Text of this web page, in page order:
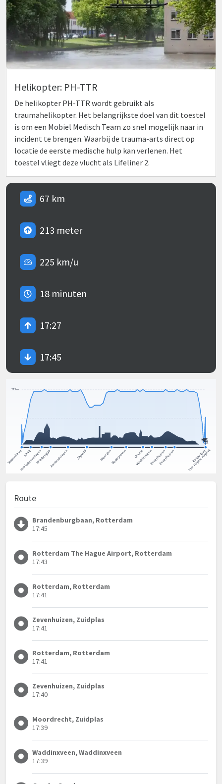
Helikopter: PH-TTR
De helikopter PH-TTR wordt gebruikt als
traumahelikopter. Het belangrijkste doel van dit toestel
is om een Mobiel Medisch Team zo snel mogelijk naar in
incident te brengen. Waarbij de trauma-arts direct op
locatie de eerste medische hulp kan verlenen. Het
toestel vliegt deze vlucht als Lifeliner 2.
67 km
213 meter
225 km/u
18 minuten
17:27
17:45
Route
Brandenburgbaan, Rotterdam
17:45
Rotterdam The Hague Airport, Rotterdam
17:43
Rotterdam, Rotterdam
17:41
Zevenhuizen, Zuidplas
17:41
Rotterdam, Rotterdam
17:41
Zevenhuizen, Zuidplas
17:40
Moordrecht, Zuidplas
17:39
Waddinxveen, Waddinxveen
17:39